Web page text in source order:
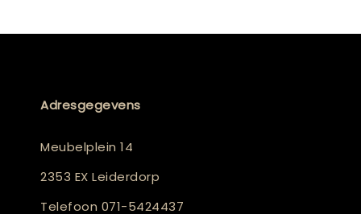
Adresgegevens
Meubelplein 14
2353 EX Leiderdorp
Telefoon 071-5424437